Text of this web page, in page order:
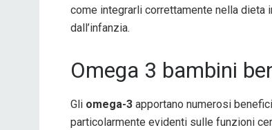
come integrarli correttamente nella
dall’infanzia.
Omega 3 bambini
Gli omega-3 apportano numerosi
particolarmente evidenti sulle funzioni